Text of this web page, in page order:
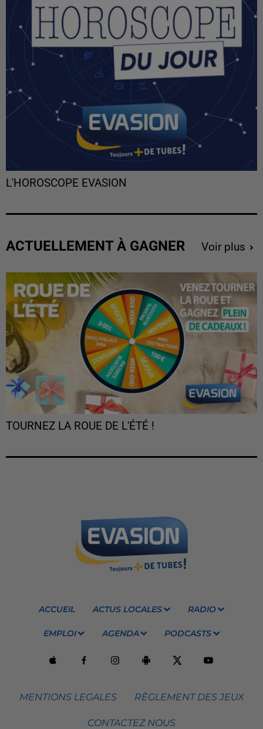
L'HOROSCOPE EVASION
ACTUELLEMENT À GAGNER Voir plus
TOURNEZ LA ROUE DE L'ÉTÉ !
ACCUEIL ACTUS LOCALES RADIO
EMPLOI AGENDA PODCASTS
MENTIONS LEGALES RÈGLEMENT DES JEUX
CONTACTEZ NOUS